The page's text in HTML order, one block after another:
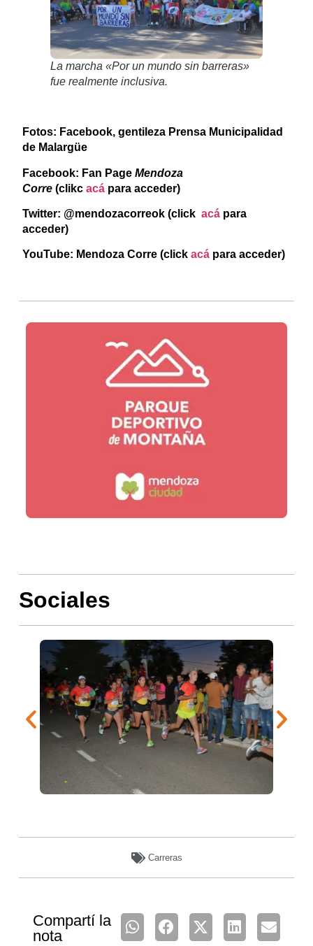
La marcha «Por un mundo sin barreras»
fue realmente inclusiva.
Fotos: Facebook, gentileza Prensa Municipalidad
de Malargüe
Facebook: Fan Page Mendoza
Corre(clikc acápara acceder)
Twitter: @mendozacorreok (click acápara
acceder)
YouTube: Mendoza Corre (click acápara acceder)
Sociales
Carreras
Compartí la
nota